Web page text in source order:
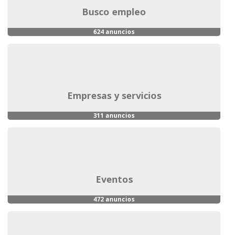
busco empleo
624 anuncios
empresas y servicios
311 anuncios
eventos
472 anuncios